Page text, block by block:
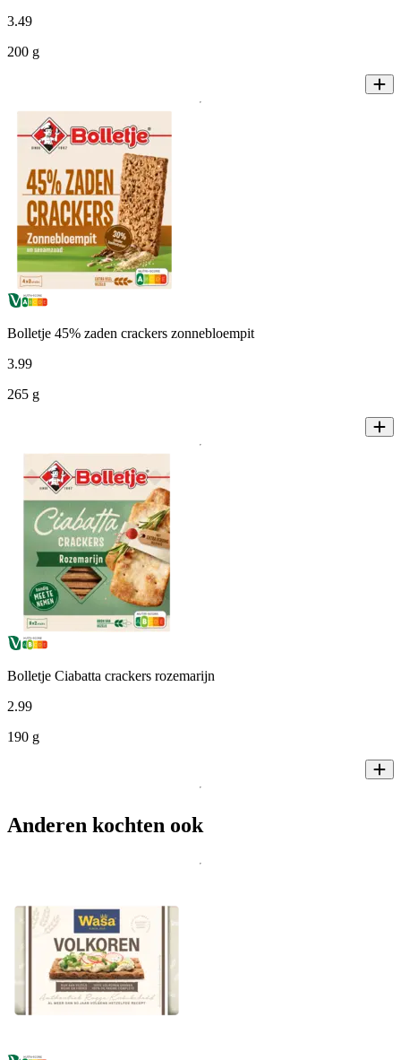
3.49
200 g
Bolletje 45% zaden crackers zonnebloempit
3.99
265 g
Bolletje Ciabatta crackers rozemarijn
2.99
190 g
Anderen kochten ook